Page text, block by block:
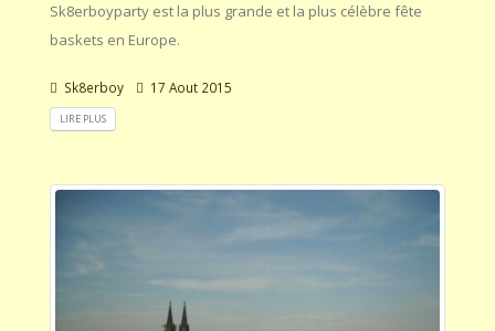
Sk8erboyparty est la plus grande et la plus célèbre fête
baskets en Europe.
Sk8erboy 17 Aout 2015
LIRE PLUS